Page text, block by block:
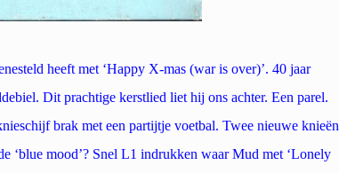
heeft met ‘Happy X-mas (war is over)’. 40 jaar
Dit prachtige kerstlied liet hij ons achter. Een parel.
brak met een partijtje voetbal. Twee nieuwe knieën
‘blue mood’? Snel L1 indrukken waar Mud met ‘Lonely